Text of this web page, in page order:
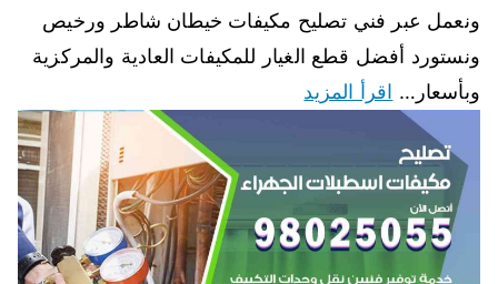
ونعمل عبر فني تصليح مكيفات خيطان شاطر ورخيص
ونستورد أفضل قطع الغيار للمكيفات العادية والمركزية
وبأسعار… اقرأ المزيد